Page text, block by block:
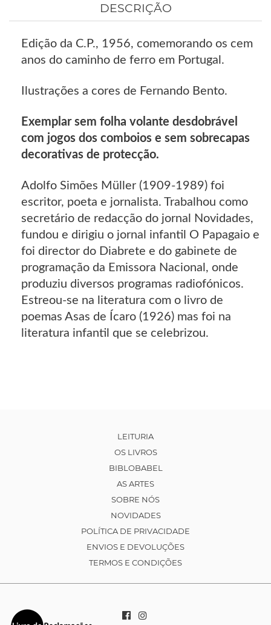
DESCRIÇÃO
Edição da C.P., 1956, comemorando os cem
anos do caminho de ferro em Portugal.
Ilustrações a cores de Fernando Bento.
Exemplar sem folha volante desdobrável
com jogos dos comboios e sem sobrecapas
decorativas de protecção.
Adolfo Simões Müller (1909-1989) foi
escritor, poeta e jornalista. Trabalhou como
secretário de redacção do jornal Novidades,
fundou e dirigiu o jornal infantil O Papagaio e
foi director do Diabrete e do gabinete de
programação da Emissora Nacional, onde
produziu diversos programas radiofónicos.
Estreou-se na literatura com o livro de
poemas Asas de Ícaro (1926) mas foi na
literatura infantil que se celebrizou.
LEITURIA
OS LIVROS
BIBLOBABEL
AS ARTES
SOBRE NÓS
NOVIDADES
POLÍTICA DE PRIVACIDADE
ENVIOS E DEVOLUÇÕES
TERMOS E CONDIÇÕES